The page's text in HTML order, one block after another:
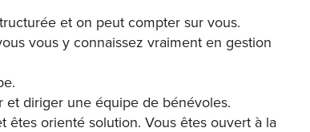
et on peut compter sur vous.
vous y connaissez vraiment en gestion
et diriger une équipe de bénévoles.
êtes orienté solution. Vous êtes ouvert à la